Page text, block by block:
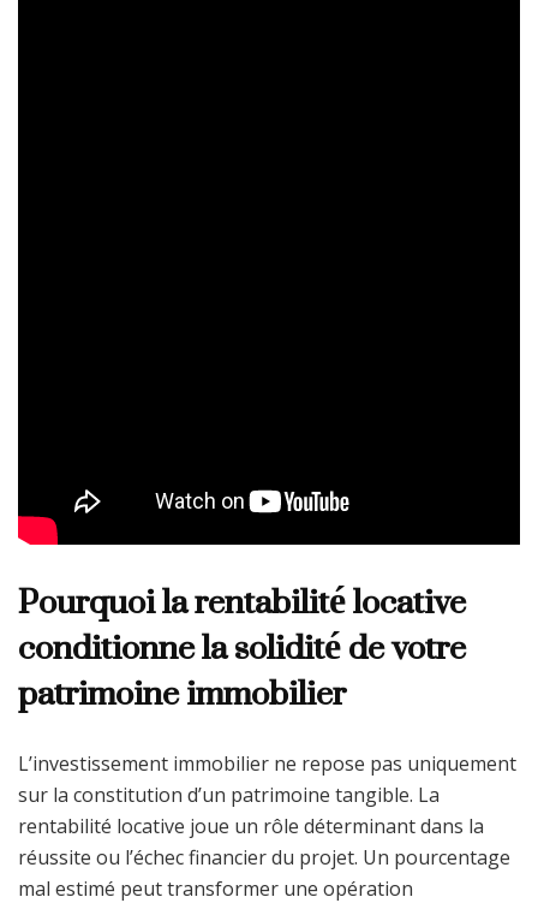
Pourquoi la rentabilité locative
conditionne la solidité de votre
patrimoine immobilier
L’investissement immobilier ne repose pas uniquement
sur la constitution d’un patrimoine tangible. La
rentabilité locative joue un rôle déterminant dans la
réussite ou l’échec financier du projet. Un pourcentage
mal estimé peut transformer une opération